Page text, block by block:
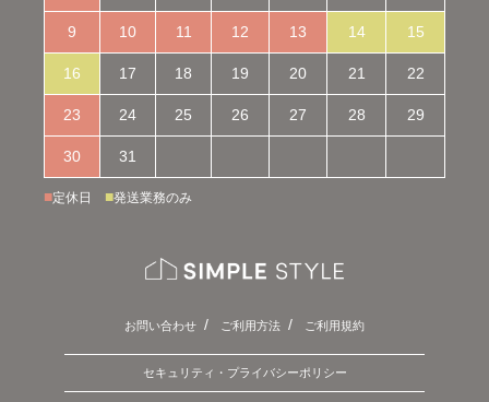
9 10 11 12 13 14 15
16 17 18 19 20 21 22
23 24 25 26 27 28 29
30 31
■定休日 ■発送業務のみ
お問い合わせ ご利用方法 ご利用規約
セキュリティ・プライバシーポリシー